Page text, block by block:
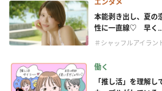
エンタメ
本能剥き出し、夏
性に一直線♡ 早く
＃シャッフルアイラン
働く
「推し活」を理解